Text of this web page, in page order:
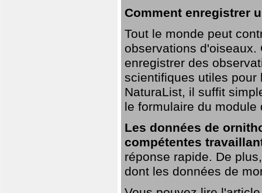
Comment enregistrer
Tout le monde peut
observations
enregistrer des
scientifiques utiles pour
NaturaList, il suffit
le formulaire du module
Les données de
compétentes
réponse rapide. De
dont les données de